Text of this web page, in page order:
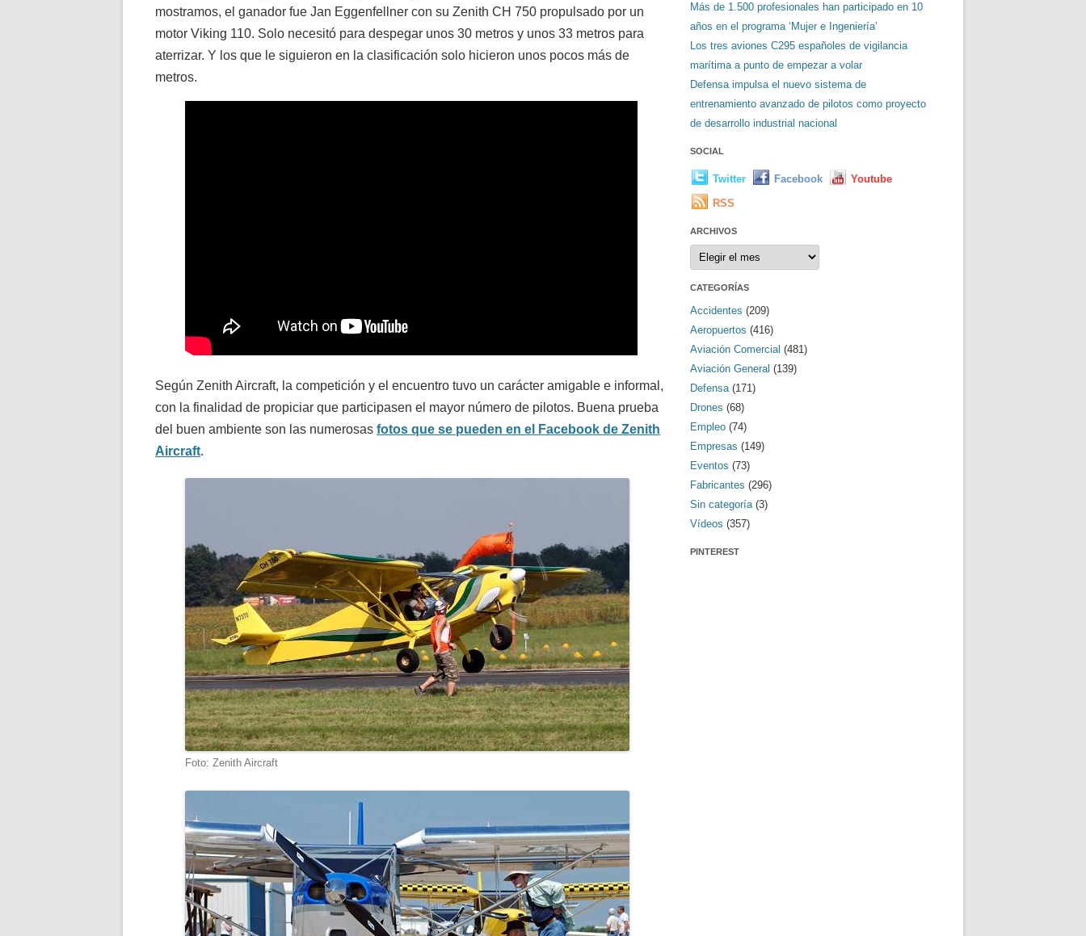
mostramos, el ganador fue Jan Eggenfellner con su Zenith CH 750 propulsado por un
motor Viking 110. Solo necesitó para despegar unos 30 metros y unos 33 metros para
aterrizar. Y los que le siguieron en la clasificación solo hicieron unos pocos más de
metros.
Según Zenith Aircraft, la competición y el encuentro tuvo un carácter amigable e informal,
con la finalidad de propiciar que participasen el mayor número de pilotos. Buena prueba
del buen ambiente son las numerosas fotos que se pueden en el Facebook de Zenith
Aircraft.
Foto: Zenith Aircraft
Más de 1.500 profesionales han participado en 10
años en el programa ‘Mujer e Ingeniería’
Los tres aviones C295 españoles de vigilancia
marítima a punto de empezar a volar
Defensa impulsa el nuevo sistema de
entrenamiento avanzado de pilotos como proyecto
de desarrollo industrial nacional
SOCIAL
Twitter Facebook
Youtube
RSS
ARCHIVOS
Archivos
CATEGORÍAS
Accidentes (209)
Aeropuertos (416)
Aviación Comercial (481)
Aviación General (139)
Defensa(171)
Drones (68)
Empleo (74)
Empresas (149)
Eventos (73)
Fabricantes (296)
Sin categoría(3)
Vídeos (357)
PINTEREST